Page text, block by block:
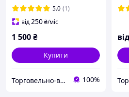
5.0 (1)
від250₴/міс
1 500₴
Купити
Торговельно-виробнича компанія "ДОМЗА" 100%